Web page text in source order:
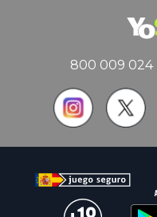
800 009 024|